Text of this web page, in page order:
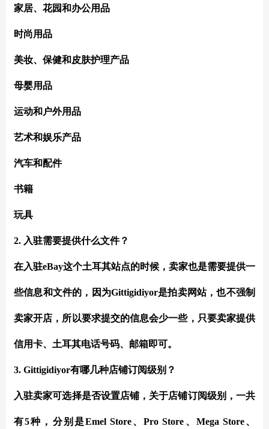
家居、花园和办公用品
时尚用品
美妆、保健和皮肤护理产品
母婴用品
运动和户外用品
艺术和娱乐产品
汽车和配件
书籍
玩具
2. 入驻需要提供什么文件？
在入驻eBay这个土耳其站点的时候，卖家也是需要提供一
些信息和文件的，因为Gittigidiyor是拍卖网站，也不强制
卖家开店，所以要求提交的信息会少一些，只要卖家提供
信用卡、土耳其电话号码、邮箱即可。
3. Gittigidiyor有哪几种店铺订阅级别？
入驻卖家可选择是否设置店铺，关于店铺订阅级别，一共
有5种，分别是Emel Store、Pro Store、Mega Store、